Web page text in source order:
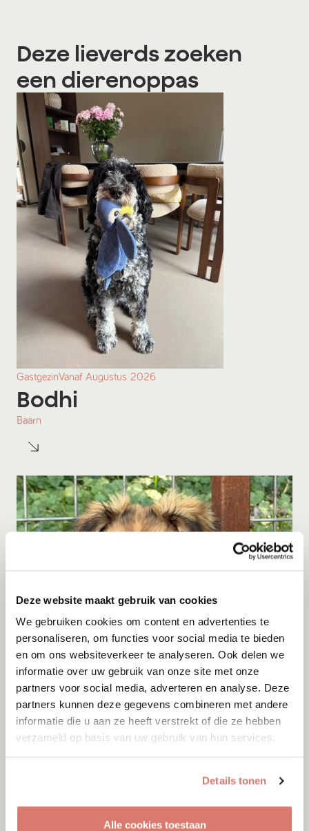
Deze website maakt gebruik van cookies
We gebruiken cookies om content en advertenties te
personaliseren, om functies voor social media te bieden
en om ons websiteverkeer te analyseren. Ook delen we
informatie over uw gebruik van onze site met onze
partners voor social media, adverteren en analyse. Deze
partners kunnen deze gegevens combineren met andere
informatie die u aan ze heeft verstrekt of die ze hebben
verzameld op basis van uw gebruik van hun services.
Details tonen
Alle cookies toestaan
Deze lieverds zoeken
een dierenoppas
GastgezinVanaf Augustus 2026
Bodhi
Baarn
GastgezinVanafAugustus 2026
Gus
Roemenie